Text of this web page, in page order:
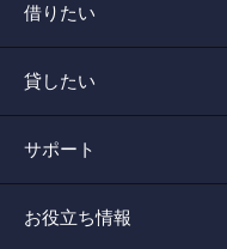
借りたい
貸したい
サポート
お役立ち情報